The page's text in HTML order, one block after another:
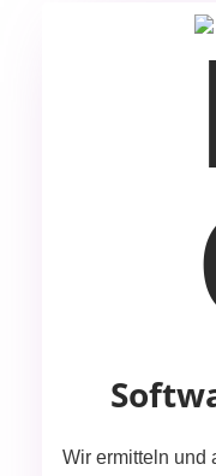
Wir ermitteln und